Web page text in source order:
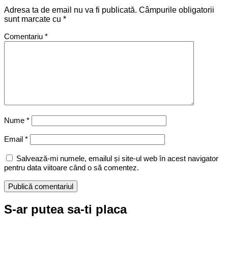
Adresa ta de email nu va fi publicată. Câmpurile obligatorii
sunt marcate cu *
Comentariu *
Nume *
Email *
Salvează-mi numele, emailul și site-ul web în acest navigator
pentru data viitoare când o să comentez.
S-ar putea sa-ti placa